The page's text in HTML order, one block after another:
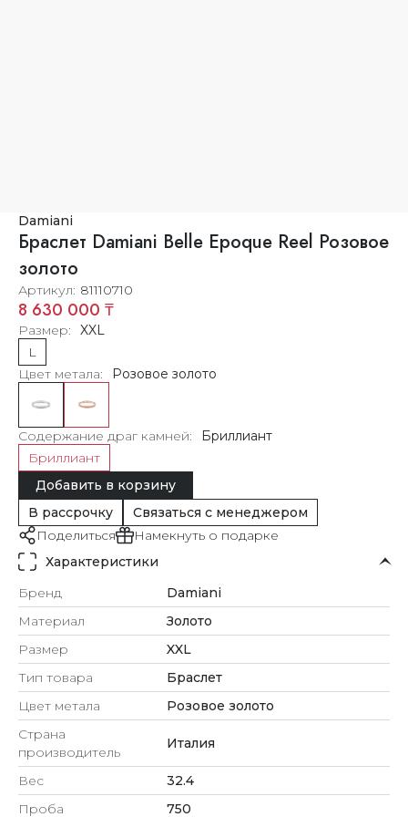
Damiani
Браслет Damiani Belle Epoque Reel Розовое
золото
Артикул 81110710
8 630 000 ₸
Размер
XXL
L
Цвет метала
Розовое золото
Содержание драг камней
Бриллиант
Бриллиант
Добавить в корзину
В рассрочку
Связаться с менеджером
Поделиться
Намекнуть о подарке
Характеристики
Бренд
Damiani
Материал
Золото
Размер
XXL
Тип товара
Браслет
Цвет метала
Розовое золото
Страна
производитель
Италия
Вес
32.4
Проба
750